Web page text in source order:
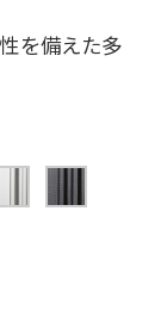
を備えた多